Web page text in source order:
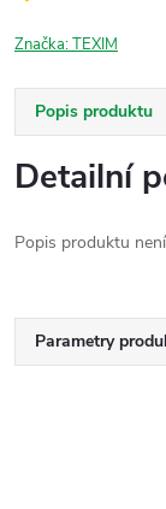
Značka:TEXIM
Popis produktu
Detailní
Popis produktu
Parametry